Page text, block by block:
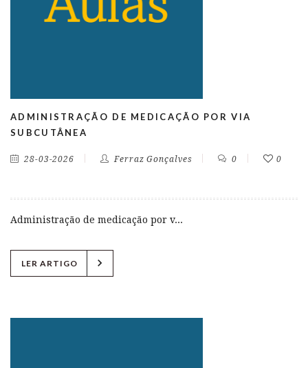
ADMINISTRAÇÃO DE MEDICAÇÃO POR VIA
SUBCUTÂNEA
28-03-2026 Ferraz Gonçalves 0 0
Administração de medicação por v...
LER ARTIGO chevron_right